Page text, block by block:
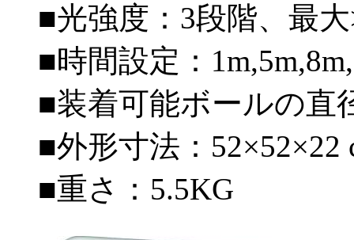
■光強度：3段階、最大
■時間設定：
■装着可能ボールの直
■外形寸法：52×52×22
■重さ：5.5KG